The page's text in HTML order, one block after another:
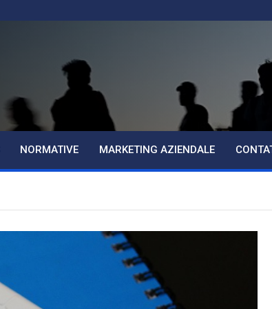
NORMATIVE MARKETING AZIENDALE